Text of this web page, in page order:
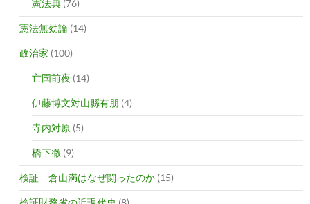
憲法典 (76)
憲法無効論 (14)
政治家 (100)
亡国前夜 (14)
伊藤博文対山縣有朋 (4)
寺内対原 (5)
橋下徹 (9)
検証 倉山満はなぜ闘ったのか (15)